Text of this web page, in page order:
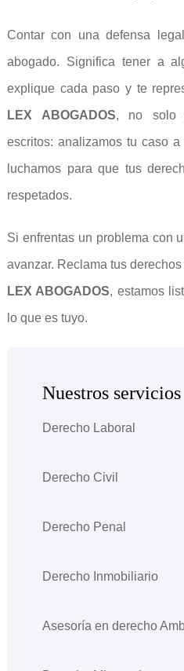
Contar con una defensa
abogado. Significa tener a
explique cada paso y te
LEX ABOGADOS, no solo
escritos: analizamos tu caso
luchamos para que tus
respetados.
Si enfrentas un problema con
avanzar. Reclama tus
LEX ABOGADOS, estamos
lo que es tuyo.
Nuestros servicios
Derecho Laboral
Derecho Civil
Derecho Penal
Derecho Inmobiliario
Asesoría en derecho